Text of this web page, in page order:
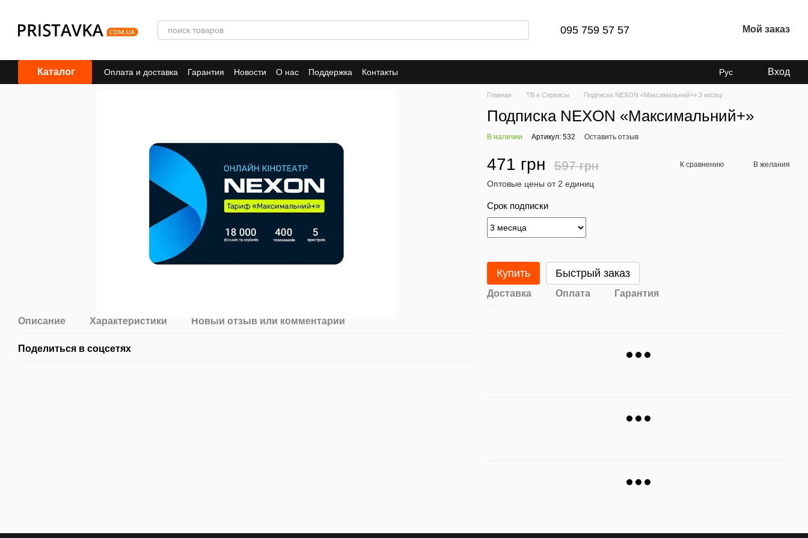
095 759 57 57 Мой заказ
Каталог Оплата и доставка Гарантия Новости О нас Поддержка Контакты Рус Вход
Описание Характеристики Новый отзыв или комментарий
Поделиться в соцсетях
Главная ТВ и Сервисы Подписка NEXON «Максимальний+» 3 місяці
Подписка NEXON «Максимальний+»
В наличии Артикул: 532 Оставить отзыв
471 грн 597 грн К сравнению В желания
Оптовые цены от 2 единиц
Срок подписки
Купить Быстрый заказ
Доставка Оплата Гарантия